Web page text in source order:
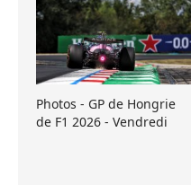
Photos - GP de Hongrie
de F1 2026 - Vendredi